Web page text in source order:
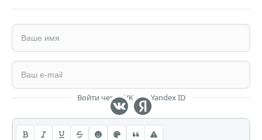
Войти через VK или Yandex ID